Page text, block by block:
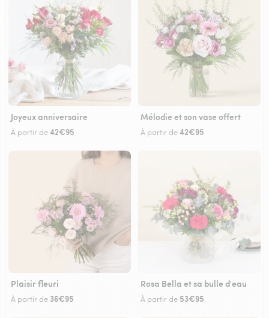
Joyeux anniversaire
À partir de42€95
Mélodie et son vase offert
À partir de42€95
Plaisir fleuri
À partir de 36€95
Rosa Bella et sa bulle d'eau
À partir de 53€95